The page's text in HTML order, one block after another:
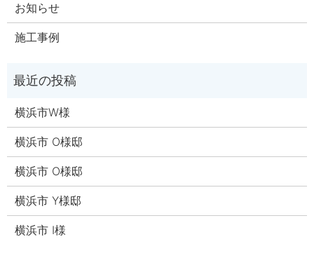
お知らせ
施工事例
横浜市W様
横浜市 O様邸
横浜市 O様邸
横浜市 Y様邸
横浜市 I様